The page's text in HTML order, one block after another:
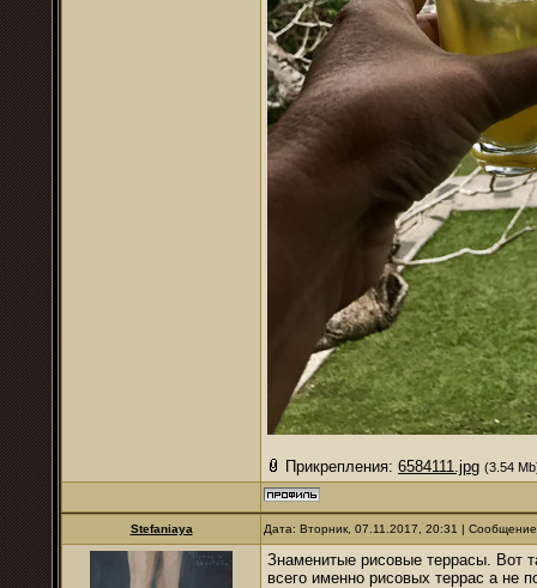
Прикрепления: 6584111.jpg (3.54
Stefaniaya Дата: Вторник, 07.11.2017, 20:31 |
Знаменитые рисовые террасы. Вот
всего именно рисовых террас а не